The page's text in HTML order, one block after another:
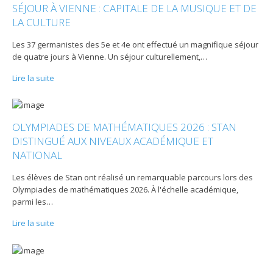
SÉJOUR À VIENNE : CAPITALE DE LA MUSIQUE ET DE
LA CULTURE
Les 37 germanistes des 5e et 4e ont effectué un magnifique séjour
de quatre jours à Vienne. Un séjour culturellement, …
Lire la suite
OLYMPIADES DE MATHÉMATIQUES 2026 : STAN
DISTINGUÉ AUX NIVEAUX ACADÉMIQUE ET
NATIONAL
Les élèves de Stan ont réalisé un remarquable parcours lors des
Olympiades de mathématiques 2026. À l'échelle académique,
parmi les…
Lire la suite